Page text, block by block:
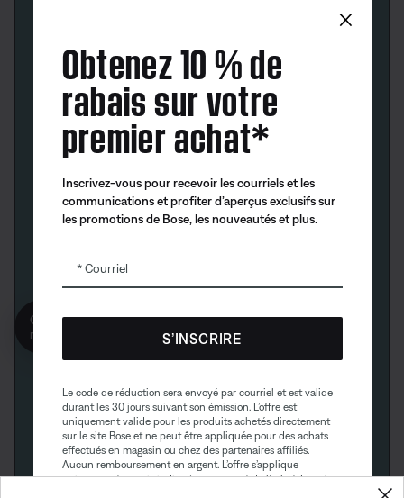
×
Obtenez 10 % de
rabais sur votre
premier achat*
Inscrivez-vous pour recevoir les courriels et les
communications et profiter d’aperçus exclusifs sur
les promotions de Bose, les nouveautés et plus.
Courriel
S’INSCRIRE
Le code de réduction sera envoyé par courriel et est valide
durant les 30 jours suivant son émission. L’offre est
uniquement valide pour les produits achetés directement
sur le site Bose et ne peut être appliquée pour des achats
effectués en magasin ou chez des partenaires affiliés.
Aucun remboursement en argent. L’offre s’applique
uniquement au prix indiqué au moment de l’achat. La valeur
Obtenez 10% de
reduction!